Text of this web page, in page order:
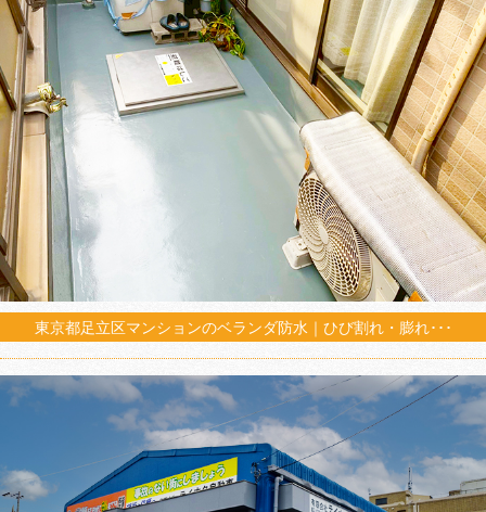
東京都足立区マンションのベランダ防水｜ひび割れ・膨れ･･･